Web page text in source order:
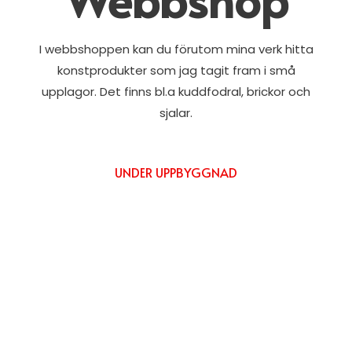
I webbshoppen kan du förutom mina verk hitta
konstprodukter som jag tagit fram i små
upplagor. Det finns bl.a kuddfodral, brickor och
sjalar.
UNDER UPPBYGGNAD